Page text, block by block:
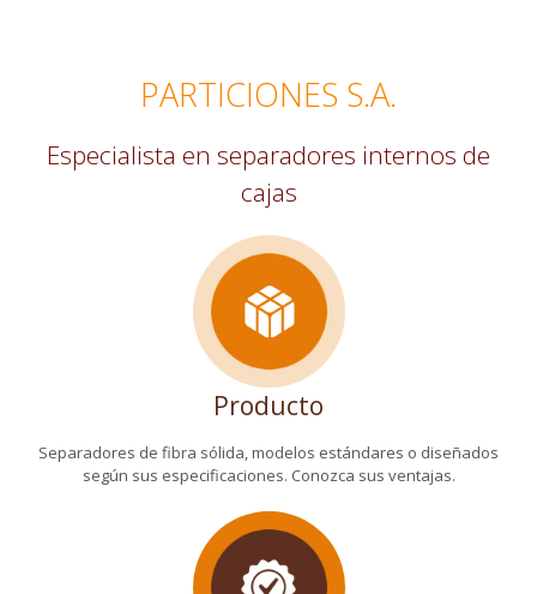
PARTICIONES S.A.
Especialista en separadores internos de
cajas
Producto
Separadores de fibra sólida, modelos estándares o diseñados
según sus especificaciones. Conozca sus ventajas.